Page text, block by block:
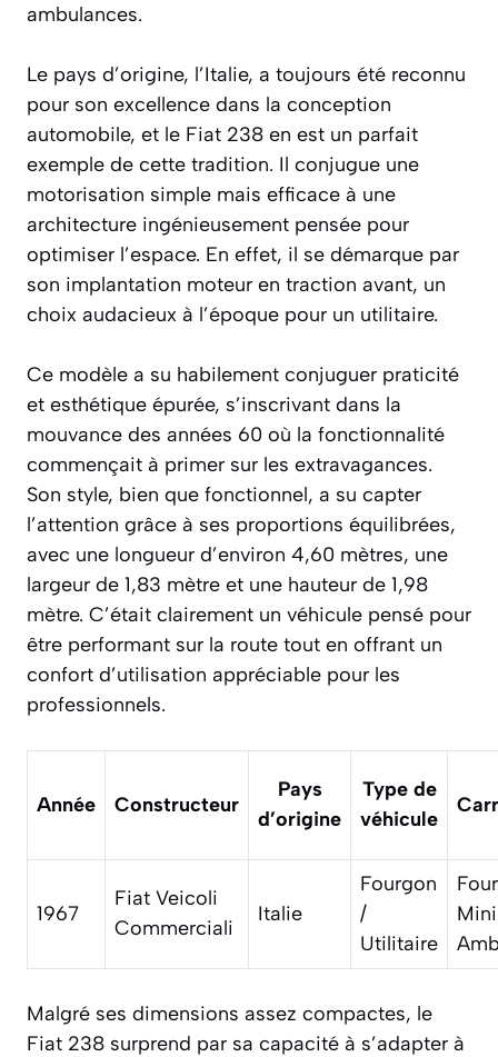
ambulances.
Le pays d’origine, l’Italie, a toujours été reconnu
pour son excellence dans la conception
automobile, et le Fiat 238 en est un parfait
exemple de cette tradition. Il conjugue une
motorisation simple mais efficace à une
architecture ingénieusement pensée pour
optimiser l’espace. En effet, il se démarque par
son implantation moteur en traction avant, un
choix audacieux à l’époque pour un utilitaire.
Ce modèle a su habilement conjuguer praticité
et esthétique épurée, s’inscrivant dans la
mouvance des années 60 où la fonctionnalité
commençait à primer sur les extravagances.
Son style, bien que fonctionnel, a su capter
l’attention grâce à ses proportions équilibrées,
avec une longueur d’environ 4,60 mètres, une
largeur de 1,83 mètre et une hauteur de 1,98
mètre. C’était clairement un véhicule pensé pour
être performant sur la route tout en offrant un
confort d’utilisation appréciable pour les
professionnels.
Année Constructeur
Pays
d’origine
Type de
véhicule
1967
Fiat Veicoli
Commerciali
Italie
Fourgon
/
Utilitaire
Malgré ses dimensions assez compactes, le
Fiat 238 surprend par sa capacité à s’adapter à